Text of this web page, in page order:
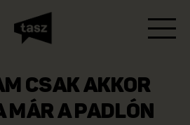
CSAK AKKOR
MÁR A PADLÓN